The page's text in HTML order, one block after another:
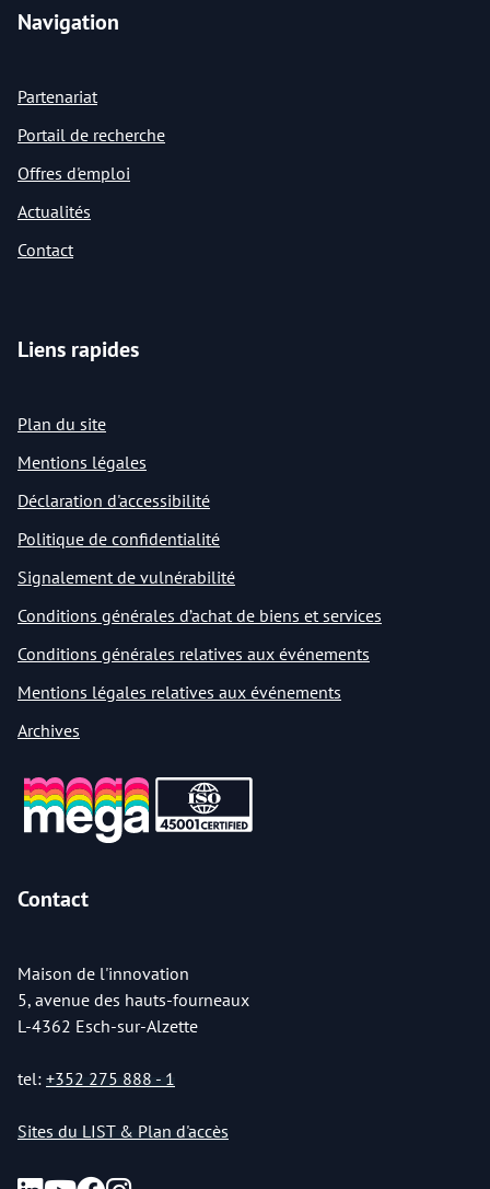
Navigation
Partenariat
Portail de recherche
Offres d'emploi
Actualités
Contact
Liens rapides
Plan du site
Mentions légales
Déclaration d'accessibilité
Politique de confidentialité
Signalement de vulnérabilité
Conditions générales d’achat de biens et services
Conditions générales relatives aux événements
Mentions légales relatives aux événements
Archives
Contact
Maison de l'innovation
5, avenue des hauts-fourneaux
L-4362 Esch-sur-Alzette
tel: +352 275 888 - 1
Sites du LIST & Plan d'accès